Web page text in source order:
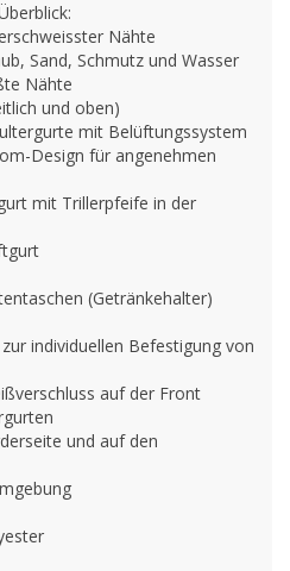
Nähte
Sand, Schmutz und Wasser
Nähte
und oben)
mit Belüftungssystem
Design für angenehmen
mit Trillerpfeife in der
(Getränkehalter)
individuellen Befestigung von
auf der Front
und auf den